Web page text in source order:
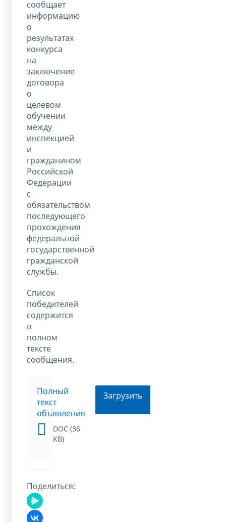
сообщает
информацию
о
результатах
конкурса
на
заключение
договора
о
целевом
обучении
между
инспекцией
и
гражданином
Российской
Федерации
с
обязательством
последующего
прохождения
федеральной
государственной
гражданской
службы.
Список
победителей
содержится
в
полном
тексте
сообщения.
Полный
текст
объявления
DOC (36
KB)
Загрузить
Поделиться: